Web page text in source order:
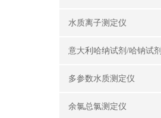
水质离子测定仪
意大利哈纳试剂/哈钠试剂
多参数水质测定仪
余氯总氯测定仪